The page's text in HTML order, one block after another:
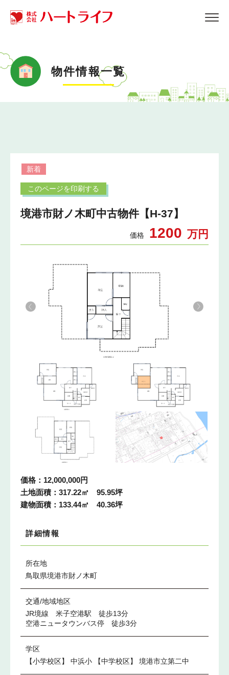
物件情報一覧
新着
このページを印刷する
境港市財ノ木町中古物件【H-37】
価格 1200 万円
価格：12,000,000円
土地面積：317.22㎡ 95.95坪
建物面積：133.44㎡ 40.36坪
詳細情報
所在地
鳥取県境港市財ノ木町
交通/地域地区
JR境線 米子空港駅 徒歩13分
空港ニュータウンバス停 徒歩3分
学区
【小学校区】
中浜小 【中学校区】 境港市立第二中